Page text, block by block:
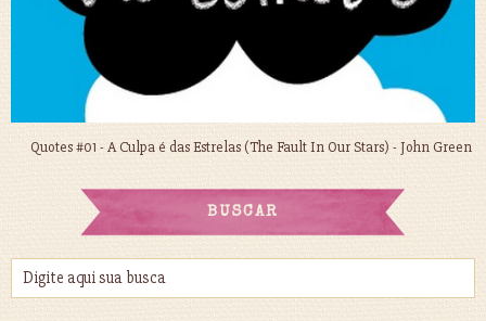
Quotes #01 - A Culpa é das Estrelas (The Fault In Our Stars) - John Green
BUSCAR